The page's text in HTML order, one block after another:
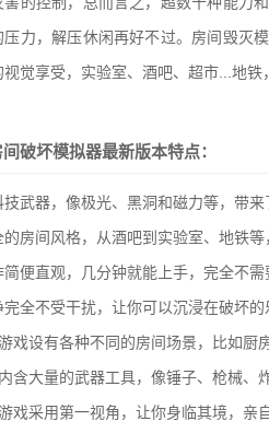
压力，解压休闲再好不过。房间毁灭
视觉享受，实验室、酒吧、超市...地
间破坏模拟器最新版本特点：
技武器，像极光、黑洞和磁力等，带
的房间风格，从酒吧到实验室、地铁等
简便直观，几分钟就能上手，完全不需
完全不受干扰，让你可以沉浸在破坏的
戏设有各种不同的房间场景，比如厨
含大量的武器工具，像锤子、枪械、
戏采用第一视角，让你身临其境，亲